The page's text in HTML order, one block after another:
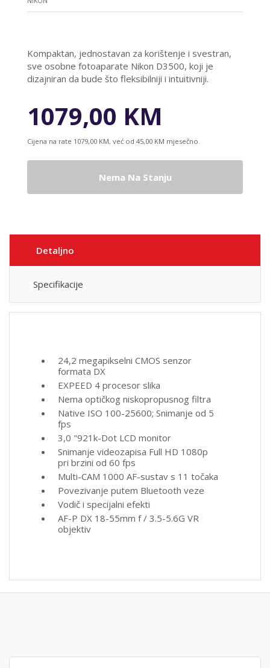
Kompaktan, jednostavan za korištenje i svestran,
sve osobne fotoaparate Nikon D3500, koji je
dizajniran da bude što fleksibilniji i intuitivniji.
1079,00 KM
Cijena na rate 1079,00 KM, već od 45,00 KM mjesečno.
Nema Na Stanju
Detaljno
Specifikacije
24,2 megapikselni CMOS senzor
formata DX
EXPEED 4 procesor slika
Nema optičkog niskopropusnog filtra
Native ISO 100-25600; Snimanje od 5
fps
3,0 "921k-Dot LCD monitor
Snimanje videozapisa Full HD 1080p
pri brzini od 60 fps
Multi-CAM 1000 AF-sustav s 11 točaka
Povezivanje putem Bluetooth veze
Vodič i specijalni efekti
AF-P DX 18-55mm f / 3.5-5.6G VR
objektiv